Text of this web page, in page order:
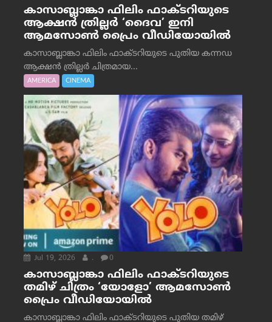
കാസാബ്ലാങ്കാ ഫിലിം ഫാക്ടറിയുടെ
ആക്ഷൻ ത്രില്ലർ ‘ദൈവ’ ഇനി
ആമസോൺ പ്രൈം വീഡിയോയിൽ
കാസാബ്ലാങ്കാ ഫിലിം ഫാക്ടറിയുടെ പുതിയ കന്നഡ
ആക്ഷൻ ത്രില്ലർ ചിത്രമായ...
AMERICA CINEMA
Jul 19, 2026 . 0
കാസാബ്ലാങ്കാ ഫിലിം ഫാക്ടറിയുടെ
തമിഴ് ചിത്രം ‘യോളോ’ ആമസോൺ
പ്രൈം വീഡിയോയിൽ
കാസാബ്ലാങ്കാ ഫിലിം ഫാക്ടറിയുടെ പുതിയ തമിഴ്